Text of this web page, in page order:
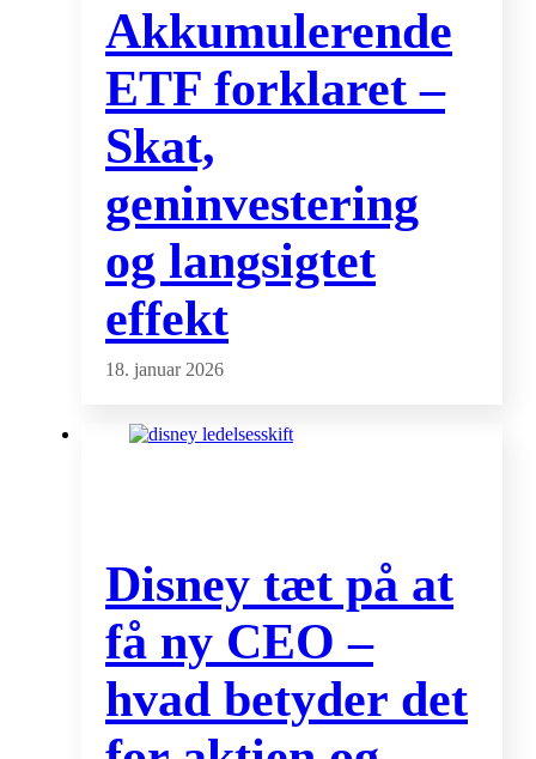
Akkumulerende
ETF forklaret –
Skat,
geninvestering
og langsigtet
effekt
18. januar 2026
Disney tæt på at
få ny CEO –
hvad betyder det